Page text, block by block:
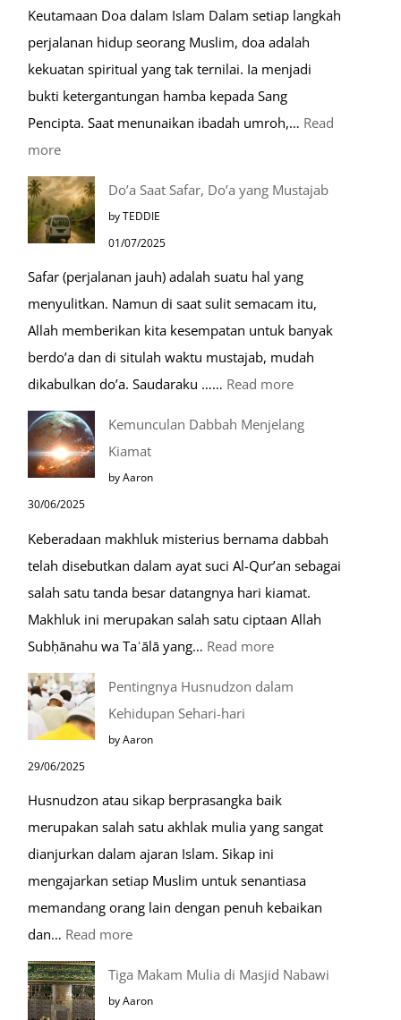
Paket
Umroh
Dengan
Kereta
Cepat
Keutamaan Doa dalam Islam Dalam setiap langkah
perjalanan hidup seorang Muslim, doa adalah
kekuatan spiritual yang tak ternilai. Ia menjadi
bukti ketergantungan hamba kepada Sang
Pencipta. Saat menunaikan ibadah umroh,… Read
more:
Tempat-
Tempat
Mustajab
Berdoa
Saat
Umroh
Do’a Saat Safar, Do’a yang Mustajab
by TEDDIE
01/07/2025
Safar (perjalanan jauh) adalah suatu hal yang
menyulitkan. Namun di saat sulit semacam itu,
Allah memberikan kita kesempatan untuk banyak
berdo’a dan di situlah waktu mustajab, mudah
dikabulkan do’a. Saudaraku …… Read more:
Saat
Mustajab
Kemunculan Dabbah Menjelang
Kiamat
by Aaron
30/06/2025
Keberadaan makhluk misterius bernama dabbah
telah disebutkan dalam ayat suci Al-Qur’an sebagai
salah satu tanda besar datangnya hari kiamat.
Makhluk ini merupakan salah satu ciptaan Allah
Subḥānahu wa Taʿālā yang… Read more:
Pentingnya Husnudzon dalam
Kehidupan Sehari-hari
by Aaron
29/06/2025
Husnudzon atau sikap berprasangka baik
merupakan salah satu akhlak mulia yang sangat
dianjurkan dalam ajaran Islam. Sikap ini
mengajarkan setiap Muslim untuk senantiasa
memandang orang lain dengan penuh kebaikan
dan… Read more:
Tiga Makam Mulia di Masjid Nabawi
by Aaron